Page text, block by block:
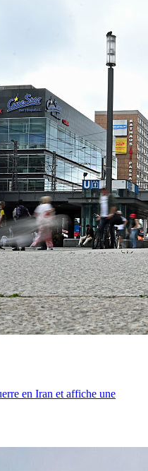
en Iran et affiche une